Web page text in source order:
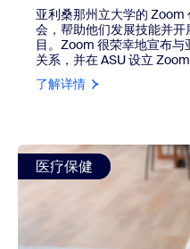
亚利桑那州立大学的
会，帮助他们发展技能并
目。Zoom 很荣幸地宣布
关系，并在 ASU 设立
了解详情
view: 借助以下功能为医疗
医疗保健